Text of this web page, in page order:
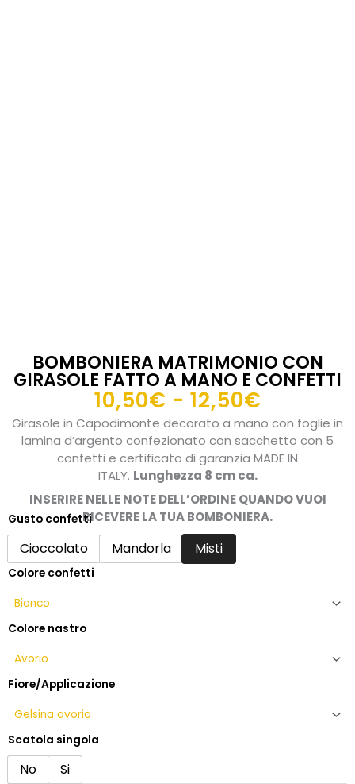
BOMBONIERA MATRIMONIO CON
GIRASOLE FATTO A MANO E CONFETTI
10,50€ - 12,50€
di
prezzo:
da
a
12,50€
Girasole in Capodimonte decorato a mano con foglie in
lamina d’argento confezionato con sacchetto con 5
confetti e certificato di garanzia MADE IN
ITALY. Lunghezza 8 cm ca.
INSERIRE NELLE NOTE DELL’ORDINE QUANDO VUOI
RICEVERE LA TUA BOMBONIERA.
Gusto confetti
Cioccolato Mandorla Misti
Colore confetti
Colore nastro
Fiore/Applicazione
Scatola singola
No Si
Bomboniera
matrimonio
con
girasole
mano
confetti
quantità